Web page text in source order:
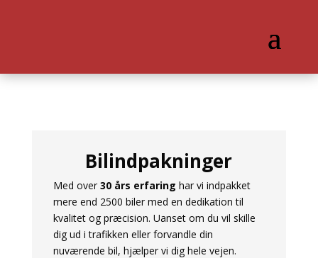
Bilindpakninger
Med over 30 års erfaring har vi indpakket
mere end 2500 biler med en dedikation til
kvalitet og præcision. Uanset om du vil skille
dig ud i trafikken eller forvandle din
nuværende bil, hjælper vi dig hele vejen.